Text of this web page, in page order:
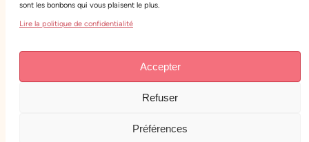
sont les bonbons qui vous plaisent le plus.
Lire la politique de confidentialité
Accepter
Refuser
Préférences
Instagram
Lude Web Studio